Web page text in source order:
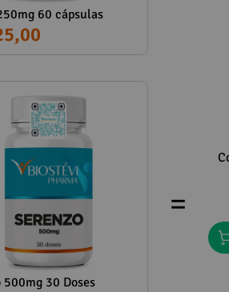
60 cápsulas
500mg 30 Doses
=